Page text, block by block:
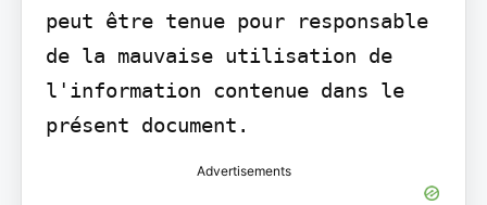
peut être tenue pour responsable
de la mauvaise utilisation de
l'information contenue dans le
présent document.
Advertisements